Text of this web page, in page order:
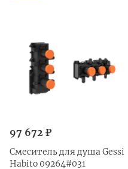
97 672 ₽
Смеситель для душа Gessi
Habito 09264#031